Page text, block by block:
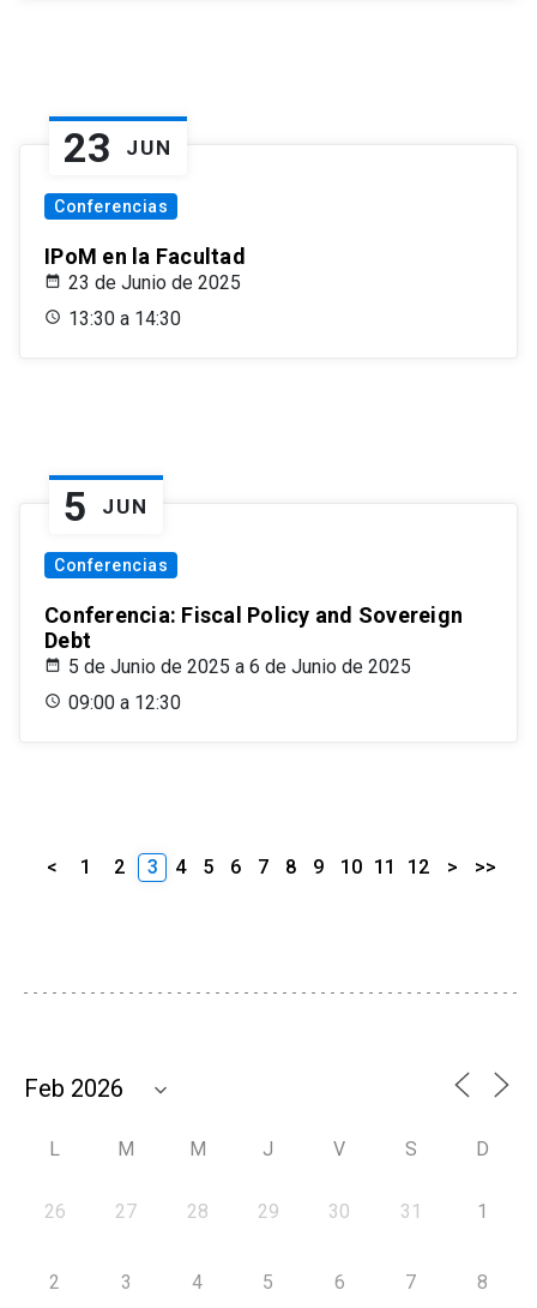
23 JUN
Conferencias
IPoM en la Facultad
23 de Junio de 2025
13:30 a 14:30
5 JUN
Conferencias
Conferencia: Fiscal Policy and Sovereign
Debt
5 de Junio de 2025 a 6 de Junio de 2025
09:00 a 12:30
< 1 2 3 4 5 6 7 8 9 10 11 12 > >>
L M M J V S D
26 27 28 29 30 31 1
2 3 4 5 6 7 8